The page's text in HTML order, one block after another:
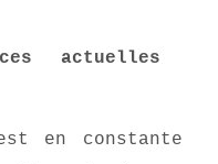
actuelles
en constante